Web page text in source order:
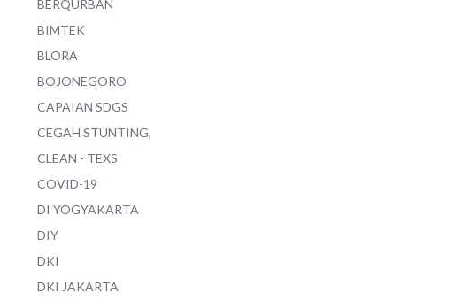
BERQURBAN
BIMTEK
BLORA
BOJONEGORO
CAPAIAN SDGS
CEGAH STUNTING,
CLEAN - TEXS
COVID-19
DI YOGYAKARTA
DIY
DKI
DKI JAKARTA